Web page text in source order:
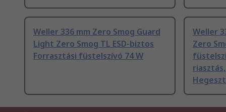
Weller 336 mm Zero Smog Guard
Light Zero Smog TL ESD-biztos
Forrasztási füstelszívó 74 W
Weller
Zero